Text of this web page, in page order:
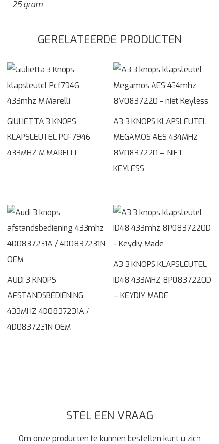
25 gram
GERELATEERDE PRODUCTEN
GIULIETTA 3 KNOPS
KLAPSLEUTEL PCF7946
433MHZ M.MARELLI
A3 3 KNOPS KLAPSLEUTEL
MEGAMOS AES 434MHZ
8V0837220 – NIET
KEYLESS
AUDI 3 KNOPS
AFSTANDSBEDIENING
433MHZ 4D0837231A /
4D0837231N OEM
A3 3 KNOPS KLAPSLEUTEL
ID48 433MHZ 8P0837220D
– KEYDIY MADE
STEL EEN VRAAG
Om onze producten te kunnen bestellen kunt u zich